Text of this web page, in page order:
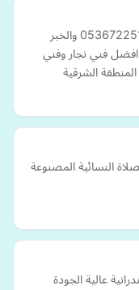
شركة الدمياطي لأعمال التركيبات بالدمام 0536722513 والخبر
افضل فني نجار وفني
الشرقية
النسائية المصنوعة
عالية الجودة